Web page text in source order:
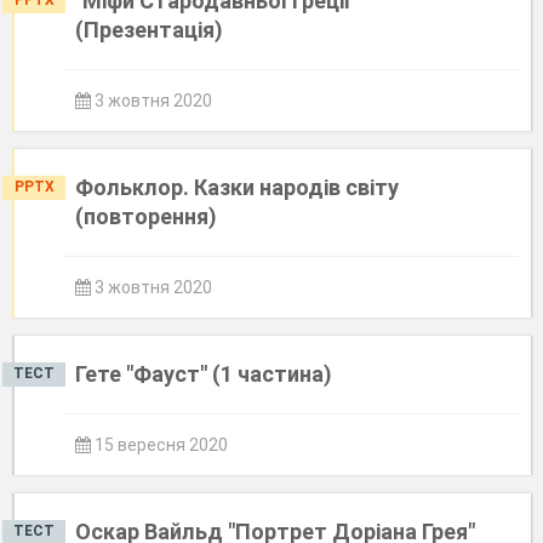
(Презентація)
3 жовтня 2020
PPTX
Фольклор. Казки народів світу
(повторення)
3 жовтня 2020
ТЕСТ Гете "Фауст" (1 частина)
15 вересня 2020
ТЕСТ Оскар Вайльд "Портрет Доріана Грея"